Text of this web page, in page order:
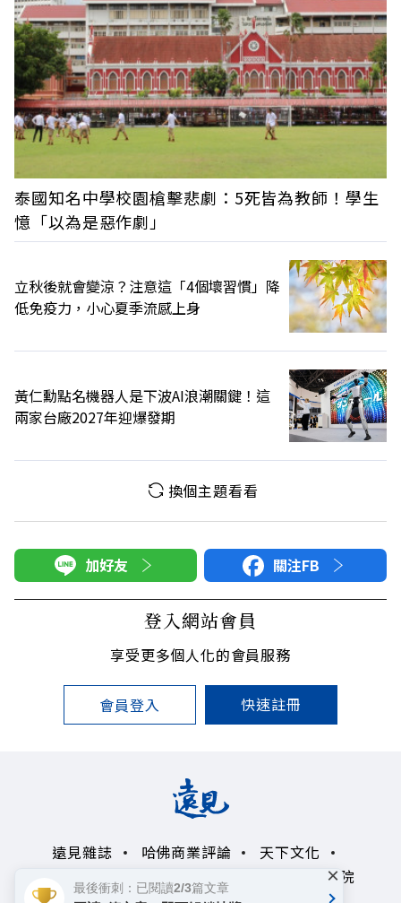
泰國知名中學校園槍擊悲劇：5死皆為教師！學生
憶「以為是惡作劇」
立秋後就會變涼？注意這「4個壞習慣」降
低免疫力，小心夏季流感上身
黃仁勳點名機器人是下波AI浪潮關鍵！這
兩家台廠2027年迎爆發期
換個主題看看
加好友 關注FB
登入網站會員
享受更多個人化的會員服務
會員登入 快速註冊
遠見雜誌 哈佛商業評論
天下文化
未來親子學習平台
50+ 領導影響力學院
最後衝刺：已閱讀2/3篇文章 ×